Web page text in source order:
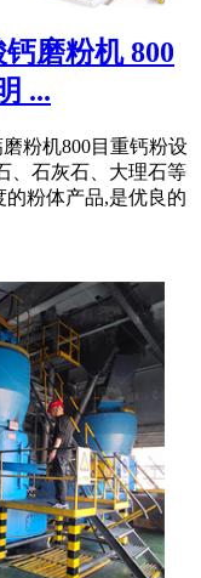
磨粉机 800
...
粉机800目重钙粉设
石灰石、大理石等
粉体产品,是优良的